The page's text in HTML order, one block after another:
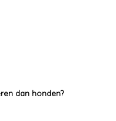
dan honden?